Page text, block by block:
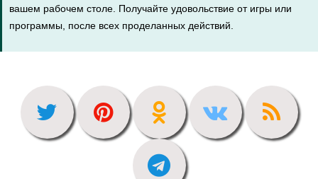
вашем рабочем столе. Получайте удовольствие от игры или
программы, после всех проделанных действий.